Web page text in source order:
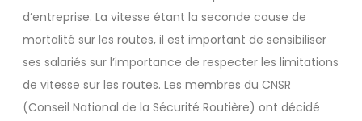
d’entreprise. La vitesse étant la seconde cause de
mortalité sur les routes, il est important de sensibiliser
ses salariés sur l’importance de respecter les limitations
de vitesse sur les routes. Les membres du CNSR
(Conseil National de la Sécurité Routière) ont décidé